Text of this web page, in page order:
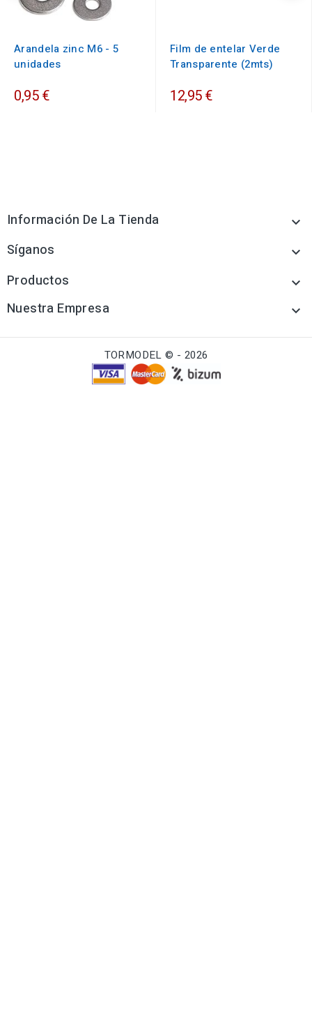
Arandela zinc M6 - 5
unidades
0,95 €
Film de entelar Verde
Transparente (2mts)
12,95 €
Información De La Tienda 
Síganos 
Productos 
Nuestra Empresa 
TORMODEL © - 2026